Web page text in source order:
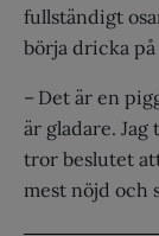
fullständigt
börja dricka på
– Det är en
är gladare.
tror beslutet
mest nöjd och